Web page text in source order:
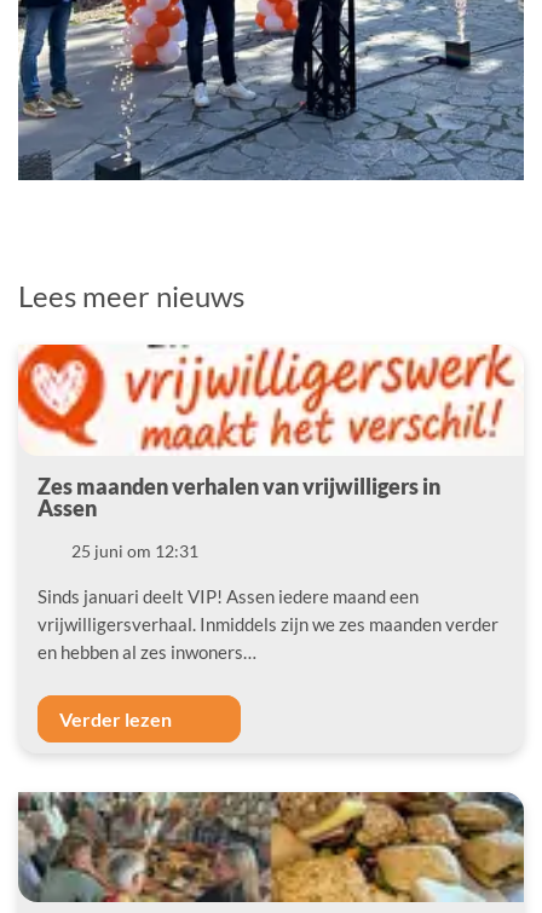
Lees meer nieuws
Zes maanden verhalen van vrijwilligers in
Assen
Datum25 juni om 12:31
Sinds januari deelt VIP! Assen iedere maand een
vrijwilligersverhaal. Inmiddels zijn we zes maanden verder
en hebben al zes inwoners…
Verder lezen